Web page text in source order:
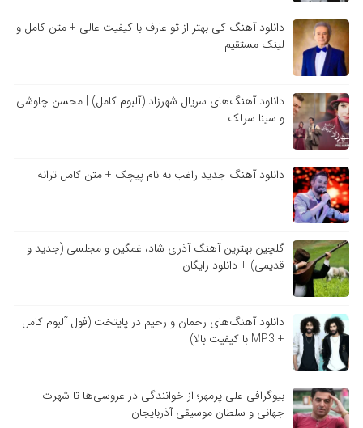
دانلود آهنگ کی بهتر از تو عارف با کیفیت عالی + متن کامل و
لینک مستقیم
دانلود آهنگ‌های سریال شهرزاد (آلبوم کامل) | محسن چاوشی
و سینا سرلک
دانلود آهنگ جدید راغب به نام پیچک + متن کامل ترانه
گلچین بهترین آهنگ آذری شاد، غمگین و مجلسی (جدید و
قدیمی) + دانلود رایگان
دانلود آهنگ‌های رحمان و رحیم در پایتخت (فول آلبوم کامل
+ MP3 با کیفیت بالا)
بیوگرافی علی پرمهر؛ از خوانندگی در عروسی‌ها تا شهرت
جهانی و سلطان موسیقی آذربایجان